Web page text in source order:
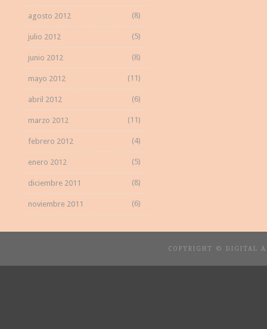
agosto 2012 (8)
julio 2012 (5)
junio 2012 (8)
mayo 2012 (11)
abril 2012 (6)
marzo 2012 (11)
febrero 2012 (4)
enero 2012 (5)
diciembre 2011 (8)
noviembre 2011 (6)
COPYRIGHT © DIGITAL